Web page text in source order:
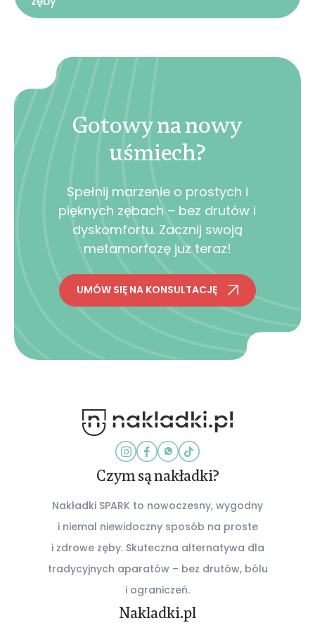
Gotowy na nowy
uśmiech?
Spełnij marzenie o prostych i
pięknych zębach – bez drutów i
dyskomfortu. Zacznij swoją
metamorfozę już teraz!
UMÓW SIĘ NA KONSULTACJĘ
Czym są nakładki?
Nakładki SPARK to nowoczesny, wygodny
i niemal niewidoczny sposób na proste
i zdrowe zęby. Skuteczna alternatywa dla
tradycyjnych aparatów – bez drutów, bólu
i ograniczeń.
Nakladki.pl